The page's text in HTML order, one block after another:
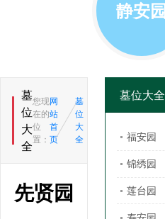
静安园
墓
位
大
全
您现
在的
位
置：
网
站
首
页
墓
位
大
全
先贤园
墓位大全
福安园
锦绣园
莲台园